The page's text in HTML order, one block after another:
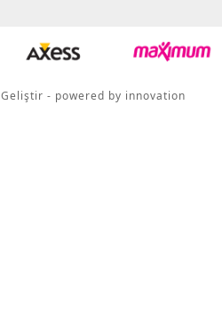
Geliştir - powered by innovation